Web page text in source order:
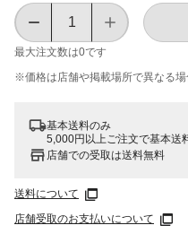
最大注文数は0です
※価格は​店舗や​掲載場所で​異なる​場
基本送料のみ
5,000円以上ご注文で基本送
店舗での受取は送料無料
送料について
店舗受取のお支払いについて